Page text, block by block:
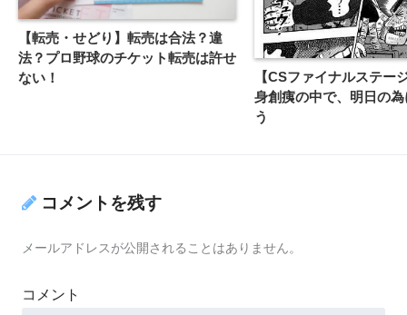
【転売・せどり】転売は合法？違
法？プロ野球のチケット転売は許せ
ない！
【CSファイナルステー
身創痍の中で、明日の
う
コメントを残す
メールアドレスが公開されることはありません。
コメント